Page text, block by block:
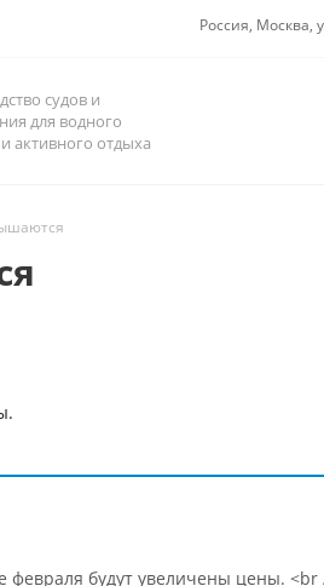
Россия, Москва,
судов и
для водного
активного отдыха
февраля будут увеличены цены.